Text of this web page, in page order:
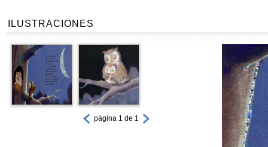
ILUSTRACIONES
página 1 de 1